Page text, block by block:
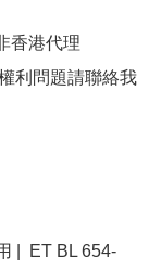
香港代理
利問題請聯絡我
|  ET BL 654-